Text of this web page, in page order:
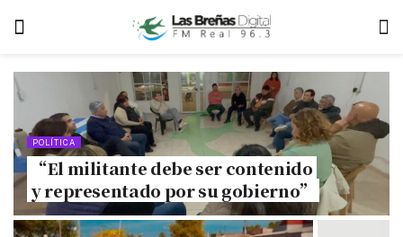
POLÍTICA
“El militante debe ser contenido
y representado por su gobierno”